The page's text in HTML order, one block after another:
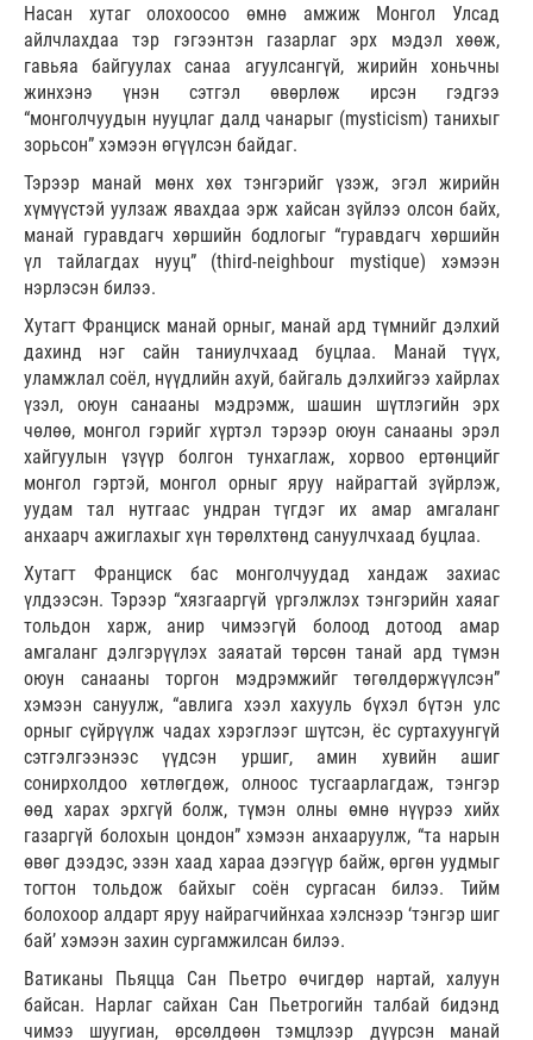
Насан хутаг олохоосоо өмнө амжиж Монгол Улсад
айлчлахдаа тэр гэгээнтэн газарлаг эрх мэдэл хөөж,
гавьяа байгуулах санаа агуулсангүй, жирийн хоньчны
жинхэнэ үнэн сэтгэл өвөрлөж ирсэн гэдгээ
“монголчуудын нууцлаг далд чанарыг (mysticism) танихыг
зорьсон” хэмээн өгүүлсэн байдаг.
Тэрээр манай мөнх хөх тэнгэрийг үзэж, эгэл жирийн
хүмүүстэй уулзаж явахдаа эрж хайсан зүйлээ олсон байх,
манай гуравдагч хөршийн бодлогыг “гуравдагч хөршийн
үл тайлагдах нууц” (third-neighbour mystique) хэмээн
нэрлэсэн билээ.
Хутагт Франциск манай орныг, манай ард түмнийг дэлхий
дахинд нэг сайн таниулчхаад буцлаа. Манай түүх,
уламжлал соёл, нүүдлийн ахуй, байгаль дэлхийгээ хайрлах
үзэл, оюун санааны мэдрэмж, шашин шүтлэгийн эрх
чөлөө, монгол гэрийг хүртэл тэрээр оюун санааны эрэл
хайгуулын үзүүр болгон тунхаглаж, хорвоо ертөнцийг
монгол гэртэй, монгол орныг яруу найрагтай зүйрлэж,
уудам тал нутгаас ундран түгдэг их амар амгаланг
анхаарч ажиглахыг хүн төрөлхтөнд сануулчхаад буцлаа.
Хутагт Франциск бас монголчуудад хандаж захиас
үлдээсэн. Тэрээр “хязгааргүй үргэлжлэх тэнгэрийн хаяаг
тольдон харж, анир чимээгүй болоод дотоод амар
амгаланг дэлгэрүүлэх заяатай төрсөн танай ард түмэн
оюун санааны торгон мэдрэмжийг төгөлдөржүүлсэн”
хэмээн сануулж, “авлига хээл хахууль бүхэл бүтэн улс
орныг сүйрүүлж чадах хэрэглээг шүтсэн, ёс суртахуунгүй
сэтгэлгээнээс үүдсэн уршиг, амин хувийн ашиг
сонирхолдоо хөтлөгдөж, олноос тусгаарлагдаж, тэнгэр
өөд харах эрхгүй болж, түмэн олны өмнө нүүрээ хийх
газаргүй болохын цондон” хэмээн анхааруулж, “та нарын
өвөг дээдэс, эзэн хаад хараа дээгүүр байж, өргөн уудмыг
тогтон тольдож байхыг соён сургасан билээ. Тийм
болохоор алдарт яруу найрагчийнхаа хэлснээр ‘тэнгэр шиг
бай’ хэмээн захин сургамжилсан билээ.
Ватиканы Пьяцца Сан Пьетро өчигдөр нартай, халуун
байсан. Нарлаг сайхан Сан Пьетрогийн талбай бидэнд
чимээ шуугиан, өрсөлдөөн тэмцлээр дүүрсэн манай